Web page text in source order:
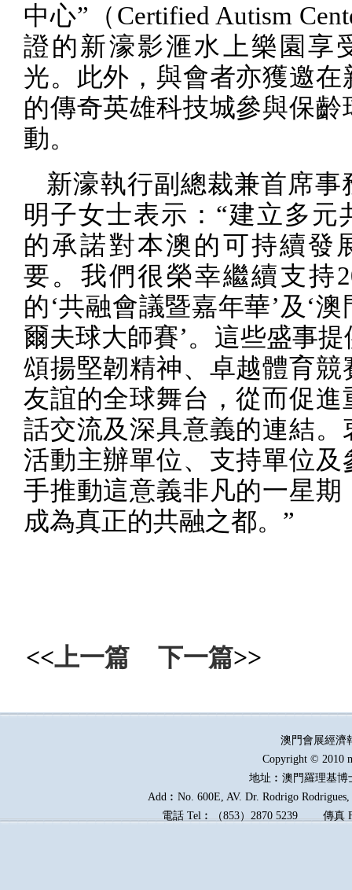
中心”（ Certified Autism
證的新濠影滙水上樂園享
光。此外，與會者亦獲邀在
的傳奇英雄科技城參與保齡
動。
新濠執行副總裁兼首席事
明子女士表示：“建立多元
的承諾對本澳的可持續發
要。我們很榮幸繼續支持
的‘共融會議暨嘉年華’及‘
爾夫球大師賽’。這些盛事
頌揚堅韌精神、卓越體育競
友誼的全球舞台，從而促進
話交流及深具意義的連結。
活動主辦單位、支持單位及
手推動這意義非凡的一星期
成為真正的共融之都。”
<<上一篇 下一篇>>
澳門會展經
Copyright © 2010
地址︰澳門羅理基博
Add︰No. 600E, AV. Dr. Rodrigo
電話 Tel︰（853）2870 5239傳真